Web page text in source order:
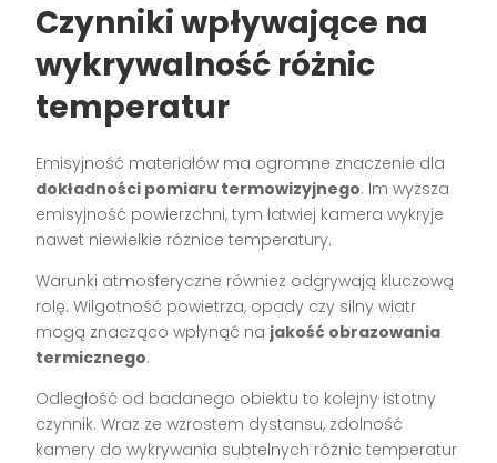
Czynniki wpływające na
wykrywalność różnic
temperatur
Emisyjność materiałów ma ogromne znaczenie dla
dokładności pomiaru termowizyjnego. Im wyższa
emisyjność powierzchni, tym łatwiej kamera wykryje
nawet niewielkie różnice temperatury.
Warunki atmosferyczne również odgrywają kluczową
rolę. Wilgotność powietrza, opady czy silny wiatr
mogą znacząco wpłynąć na jakość obrazowania
termicznego.
Odległość od badanego obiektu to kolejny istotny
czynnik. Wraz ze wzrostem dystansu, zdolność
kamery do wykrywania subtelnych różnic temperatur